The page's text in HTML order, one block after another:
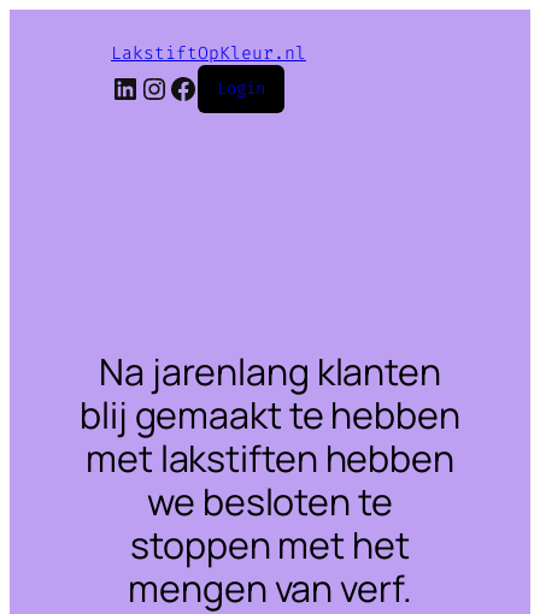
LakstiftOpKleur.nl
LinkedIn
Instagram
Facebook
Login
Na jarenlang klanten
blij gemaakt te hebben
met lakstiften hebben
we besloten te
stoppen met het
mengen van verf.